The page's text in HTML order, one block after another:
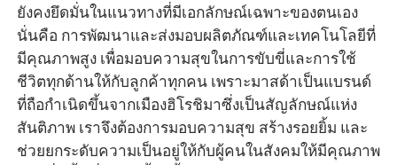
ยังคงยึดมั่นในแนวทางที่มีเอกลักษณ์เฉพาะของตนเอง
นั่นคือ การพัฒนาและส่งมอบผลิตภัณฑ์และเทคโนโลยีที่
มีคุณภาพสูง เพื่อมอบความสุขในการขับขี่และการใช้
ชีวิตทุกด้านให้กับลูกค้าทุกคน เพราะมาสด้าเป็นแบรนด์
ที่ถือกำเนิดขึ้นจากเมืองฮิโรชิมาซึ่งเป็นสัญลักษณ์แห่ง
สันติภาพ เราจึงต้องการมอบความสุข สร้างรอยยิ้ม และ
ช่วยยกระดับความเป็นอยู่ให้กับผู้คนในสังคมให้มีคุณภาพ